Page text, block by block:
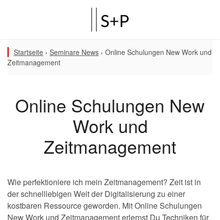
Startseite › Seminare News › Online Schulungen New Work und
Zeitmanagement
Online Schulungen New
Work und
Zeitmanagement
Wie perfektioniere ich mein Zeitmanagement? Zeit ist in
der schnelllebigen Welt der Digitalisierung zu einer
kostbaren Ressource geworden. Mit Online Schulungen
New Work und Zeitmanagement erlernst Du Techniken für